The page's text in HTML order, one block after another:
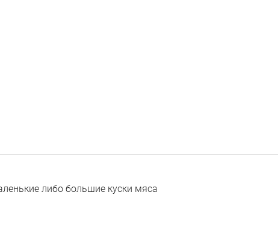
либо большие куски мяса